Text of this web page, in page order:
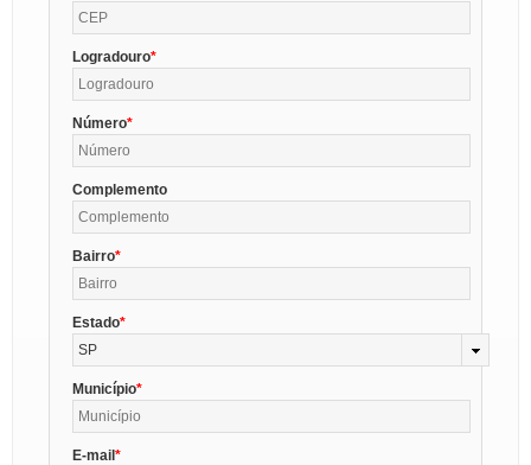
Logradouro
Número
Complemento
Bairro
Estado
SP
Município
E-mail